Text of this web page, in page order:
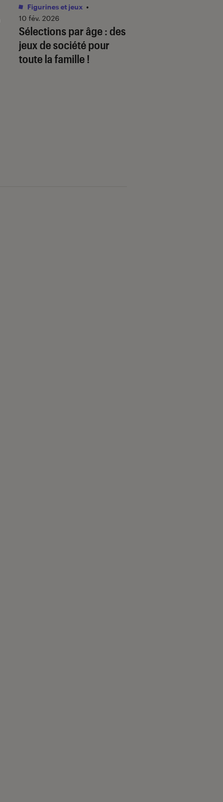
Sélections par âge : des
jeux de société pour
toute la famille !
Figurines et jeux •
10 fév. 2026